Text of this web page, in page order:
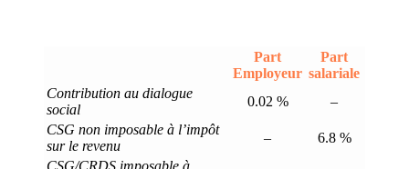
Part
Employeur
Part
salariale
Contribution au dialogue
social
0.02 %
–
CSG non imposable à l’impôt
sur le revenu
–
6.8 %